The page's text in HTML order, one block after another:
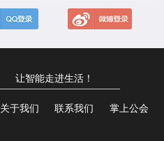
让智能走进生活！
关于我们 联系我们 掌上公会